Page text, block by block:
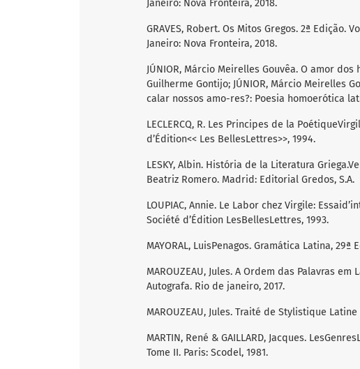
Janeiro: Nova Fronteira, 2018.
GRAVES, Robert. Os Mitos Gregos. 2ª Edição.
Janeiro: Nova Fronteira, 2018.
JÚNIOR, Márcio Meirelles Gouvêa. O amor dos
Guilherme Gontijo; JÚNIOR, Márcio Meirelles
calar nossos amo-res?: Poesia homoerótica
LECLERCQ, R. Les Principes de la
d’Édition<< Les BellesLettres>>, 1994.
LESKY, Albin. História de la Literatura
Beatriz Romero. Madrid: Editorial Gredos, S.A.
LOUPIAC, Annie. Le Labor chez Virgile:
Société d’Édition LesBellesLettres, 1993.
MAYORAL, LuisPenagos. Gramática Latina,
MAROUZEAU, Jules. A Ordem das Palavras
Autografa. Rio de janeiro, 2017.
MAROUZEAU, Jules. Traité de Stylistique
MARTIN, René & GAILLARD, Jacques.
Tome II. Paris: Scodel, 1981.